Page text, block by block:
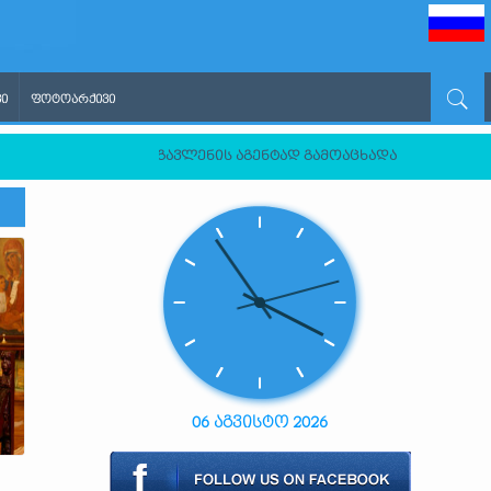
ᲤᲝᲢᲝᲐᲠᲥᲘᲕᲘ
ფედერაციის გავლენის აგენტად გამოაცხადა
06 აგვისტო 2026